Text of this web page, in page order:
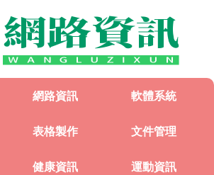
網路資訊 軟體系統
表格製作 文件管理
健康資訊 運動資訊